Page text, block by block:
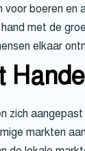
boeren
met de
elkaar
zich
markten